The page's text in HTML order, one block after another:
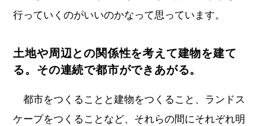
行っていくのがいいのかなって思っています。
土地や周辺との関係性を考えて建物を建て
る。その連続で都市ができあがる。
都市をつくることと建物をつくること、ランドス
ケープをつくることなど、それらの間にそれぞれ明